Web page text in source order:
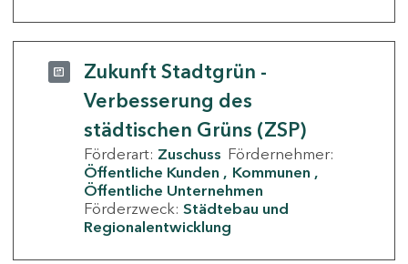
Zukunft Stadtgrün -
Verbesserung des
städtischen Grüns (ZSP)
Förderart: Zuschuss Fördernehmer:
Öffentliche Kunden
Kommunen
Öffentliche Unternehmen
Förderzweck: Städtebau und
Regionalentwicklung